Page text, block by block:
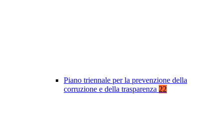
Piano triennale per la prevenzione della
corruzione e della trasparenza 22